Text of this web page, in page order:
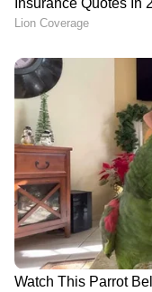
കോഴിക്കോട്.